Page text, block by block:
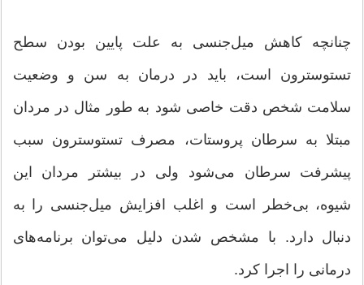
چنانچه كاهش میل‌جنسی به علت پایین بودن سطح
تستوسترون است، باید در درمان به سن و وضعیت
سلامت شخص دقت خاصی شود به طور مثال در مردان
مبتلا به سرطان پروستات، مصرف تستوسترون سبب
پیشرفت سرطان می‌شود ولی در بیشتر مردان این
شیوه، بی‌خطر است و اغلب افزایش میل‌جنسی را به
دنبال دارد. با مشخص شدن دلیل می‌توان برنامه‌های
درمانی را اجرا کرد.